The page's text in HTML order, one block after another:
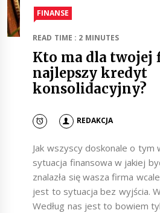
FINANSE
READ TIME : 2 MINUTES
Kto ma dla
najlepszy kredyt
konsolidacyjny?
REDAKCJA
Jak wszyscy doskonale o tym
sytuacja finansowa w jakiej
znalazła się wasza firma
jest to sytuacja bez wyjścia.
Według nas jest to bowiem